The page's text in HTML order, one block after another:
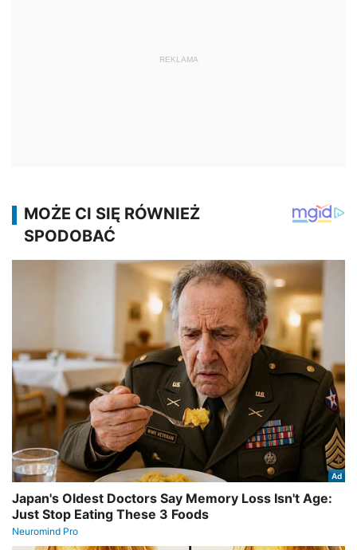
REKLAMA